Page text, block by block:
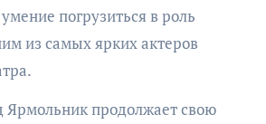
погрузиться в роль
из самых ярких актеров
Ярмольник продолжает свою